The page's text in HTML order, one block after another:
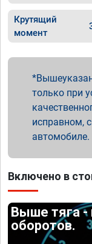
Крутящий
момент
только при
исправном,
автомобиле.
Включено в
Выше тяга -
оборотов.